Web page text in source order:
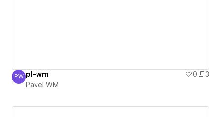
Pavel WM
PW pl-wm 0
3
Pavel WM